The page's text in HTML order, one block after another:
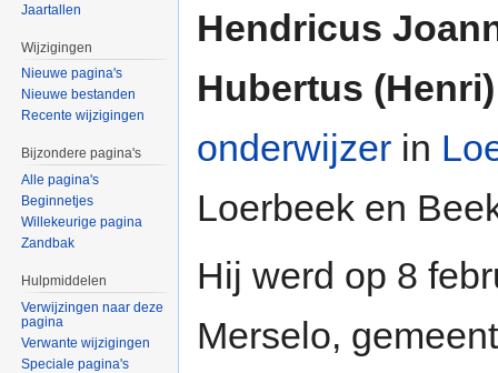
Hendricus
Hubertus
onderwijzer in
Loerbeek en
Hij werd op 8
Merselo,
Jaartallen
Wijzigingen
Nieuwe pagina's
Nieuwe bestanden
Recente wijzigingen
Bijzondere pagina's
Alle pagina's
Beginnetjes
Willekeurige pagina
Zandbak
Hulpmiddelen
Verwijzingen naar deze
pagina
Verwante wijzigingen
Speciale pagina's